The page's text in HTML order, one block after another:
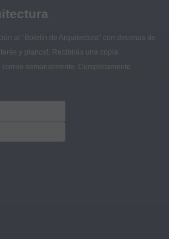
al "Boletín de Arquitectura" con decenas de
y planos!. Recibirás una copia
semanalmente. Completamente